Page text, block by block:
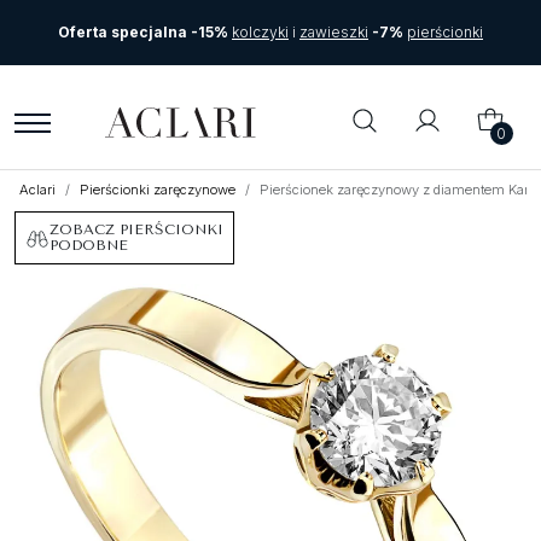
Oferta specjalna -15% kolczyki i zawieszki -7% pierścionki
0
Aclari Pierścionki zaręczynowe Pierścionek zaręczynowy z diamentem
ZOBACZ PIERŚCIONKI
PODOBNE